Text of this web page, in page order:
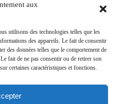
aux
utilisons des technologies telles que les
des appareils. Le fait de consentir
des données telles que le comportement de
fait de ne pas consentir ou de retirer son
certaines caractéristiques et fonctions.